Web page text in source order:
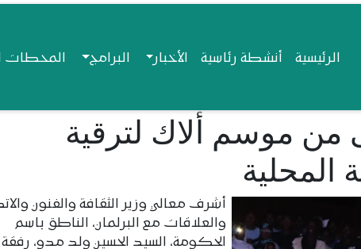
Navigationالرئيسية أنشطة رئاسية الأخبار البرامج المحطات
من موسم ألاك لترقية
المحلية
أشرف معالي وزير الثقافة والفنون
والعلاقات مع البرلمان، الناطق باسم
الحكومة، السيد الحسين ولد مدو، رفقة